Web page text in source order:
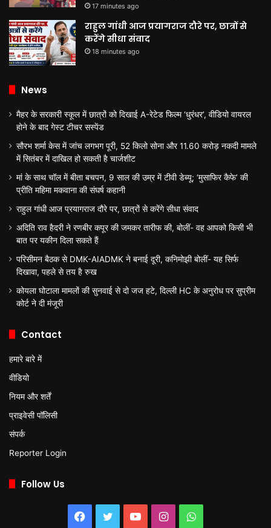
17 minutes ago
राहुल गांधी आज प्रयागराज दौरे पर, छात्रों से
करेंगे सीधा संवाद
18 minutes ago
News
मैहर के सरकारी स्कूल में छात्रों को दिखाई A-रेटेड फिल्म ‘धुरंधर’, वीडियो वायरल
होने के बाद गेस्ट टीचर सस्पेंड
सौरभ शर्मा केस में जांच लगभग पूरी, 52 किलो सोना और 11.60 करोड़ नकदी मामले
में सितंबर में दाखिल हो सकती है चार्जशीट
मां के साथ चॉल में बीता बचपन, 9 साल की उम्र में टीवी डेब्यू; ‘मुसाफिर कैफे’ की
प्रीति महिमा मकवाना की संघर्ष कहानी
राहुल गांधी आज प्रयागराज दौरे पर, छात्रों से करेंगे सीधा संवाद
अदिति राव हैदरी ने रणबीर कपूर की जमकर तारीफ की, बोलीं- वह आपको किसी भी
बात पर यकीन दिला सकते हैं
परिसीमन बैठक से DMK-AIADMK ने बनाई दूरी, कनिमोझी बोलीं- यह सिर्फ
दिखावा, पहले से तय है रुख
कोयला घोटाला मामलों की सुनवाई से दो जज हटे, दिल्ली HC के अनुरोध पर सुप्रीम
कोर्ट ने दी मंजूरी
Contact
हमारे बारे में
वीडियो
नियम और शर्तें
प्राइवेसी पॉलिसी
संपर्क
Reporter Login
Follow Us
Facebook
TwitterYouTubeInstagramWhatsApp